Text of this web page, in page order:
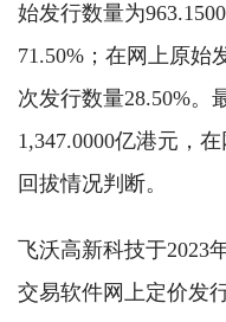
始发行数量为
71.50%；在网上原始
次发行数量28.50%。
1,347.0000亿港元，
回拔情况判断。
飞沃高新科技于2023
交易软件网上定价发